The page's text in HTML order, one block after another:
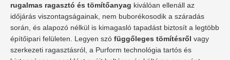
rugalmas ragasztó és tömítőanyag kiválóan ellenáll az
időjárás viszontagságainak, nem buborékosodik a száradás
során, és alapozó nélkül is kimagasló tapadást biztosít a legtöbb
építőipari felületen. Legyen szó függőleges tömítésről vagy
szerkezeti ragasztásról, a Purform technológia tartós és